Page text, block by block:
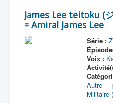
James Lee teitoku (
= Amiral James Lee
Série :
Voix :
Autre
Militaire